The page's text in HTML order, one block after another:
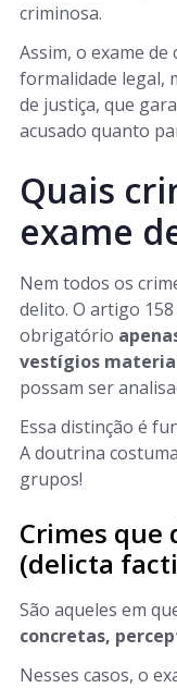
criminosa.
Assim, o exame
formalidade legal,
de justiça, que
acusado quanto
Quais
exame
Nem todos os
delito. O artigo 158
obrigatório
vestígios
possam ser
Essa distinção é
A doutrina
grupos!
Crimes que
(delicta
São aqueles em
concretas,
Nesses casos, o